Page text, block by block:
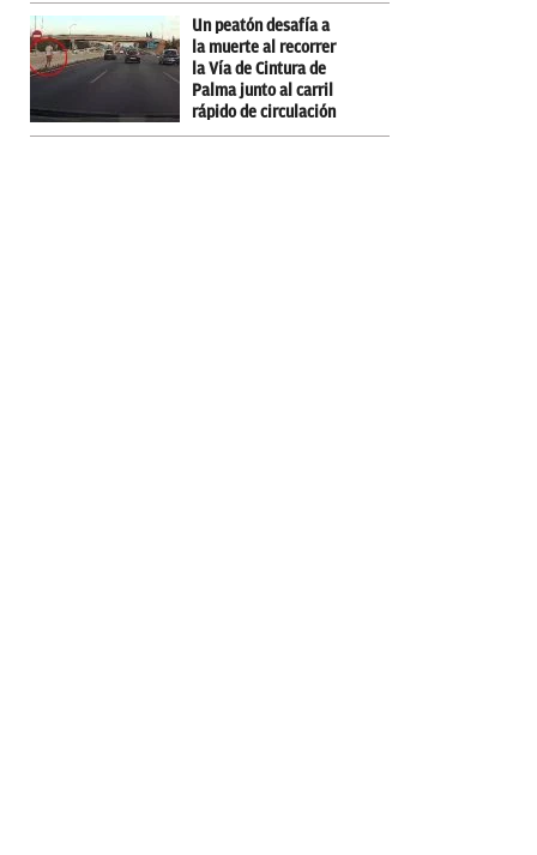
Un peatón desafía a
la muerte al recorrer
la Vía de Cintura de
Palma junto al carril
rápido de circulación